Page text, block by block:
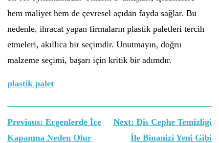
hem maliyet hem de çevresel açıdan fayda sağlar. Bu
nedenle, ihracat yapan firmaların plastik paletleri tercih
etmeleri, akıllıca bir seçimdir. Unutmayın, doğru
malzeme seçimi, başarı için kritik bir adımdır.
plastik palet
Yazı
gezinmesi
Previous: Ergenlerde İce
Kapanma Neden Olur
Next: Dis Cephe Temizligi
İle Binanizi Yeni Gibi